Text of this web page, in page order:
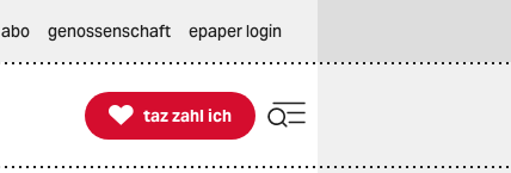
abo genossenschaft epaper login

taz zahl ich
taz zahl ich